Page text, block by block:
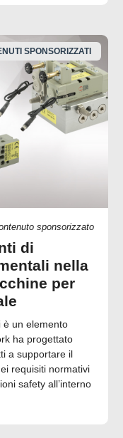
SPONSORIZZATI
sponsorizzato
di
nella
per
è un elemento
ha progettato
a supportare il
requisiti normativi
safety all’interno